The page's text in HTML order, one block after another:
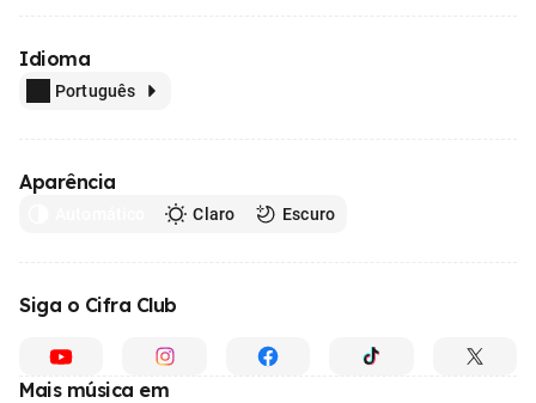
Idioma
Português
Aparência
Claro Escuro
Siga o Cifra Club
Mais música em